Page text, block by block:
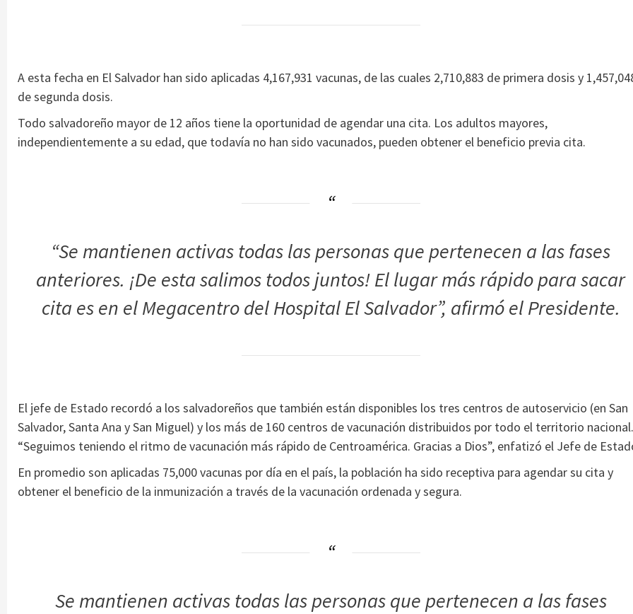
A esta fecha en El Salvador han sido aplicadas 4,167,931 vacunas, de las cuales 2,710,883 de primera dosis y
de segunda dosis.
Todo salvadoreño mayor de 12 años tiene la oportunidad de agendar una cita. Los adultos mayores,
independientemente a su edad, que todavía no han sido vacunados, pueden obtener el beneficio previa cita.
“Se mantienen activas todas las personas que pertenecen a las fases
anteriores. ¡De esta salimos todos juntos! El lugar más rápido para sacar
cita es en el Megacentro del Hospital El Salvador”, afirmó el Presidente.
El jefe de Estado recordó a los salvadoreños que también están disponibles los tres centros de autoservicio (en San
Salvador, Santa Ana y San Miguel) y los más de 160 centros de vacunación distribuidos por todo el territorio nacional.
“Seguimos teniendo el ritmo de vacunación más rápido de Centroamérica. Gracias a Dios”, enfatizó el Jefe de
En promedio son aplicadas 75,000 vacunas por día en el país, la población ha sido receptiva para agendar su cita y
obtener el beneficio de la inmunización a través de la vacunación ordenada y segura.
Se mantienen activas todas las personas que pertenecen a las fases